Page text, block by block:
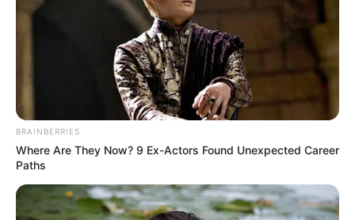
Cortesía para Alerta
Más de 100 personas han sido evacuadas y continúan
las labores de rescate
Por:Yamid Rodríguez Manzano
Junio 5, 2023
BRAINBERRIES
Where Are They Now? 9 Ex-Actors Found Unexpected Career
Paths